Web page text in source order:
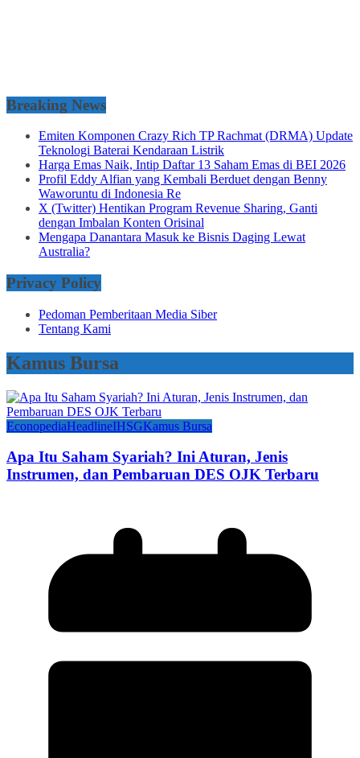
Breaking News
Emiten Komponen Crazy Rich TP Rachmat (DRMA) Update
Teknologi Baterai Kendaraan Listrik
Harga Emas Naik, Intip Daftar 13 Saham Emas di BEI 2026
Profil Eddy Alfian yang Kembali Berduet dengan Benny
Waworuntu di Indonesia Re
X (Twitter) Hentikan Program Revenue Sharing, Ganti
dengan Imbalan Konten Orisinal
Mengapa Danantara Masuk ke Bisnis Daging Lewat
Australia?
Privacy Policy
Pedoman Pemberitaan Media Siber
Tentang Kami
Kamus Bursa
EconopediaHeadlineIHSGKamus Bursa
Apa Itu Saham Syariah? Ini Aturan, Jenis
Instrumen, dan Pembaruan DES OJK Terbaru